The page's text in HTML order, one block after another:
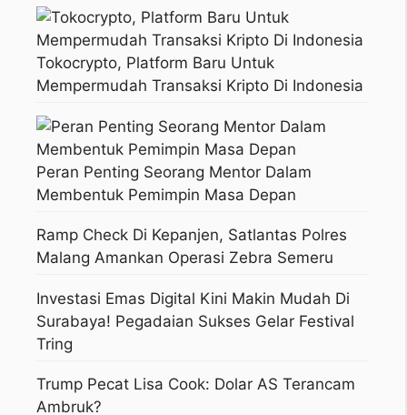
Tokocrypto, Platform Baru Untuk
Mempermudah Transaksi Kripto Di Indonesia
Peran Penting Seorang Mentor Dalam
Membentuk Pemimpin Masa Depan
Ramp Check Di Kepanjen, Satlantas Polres
Malang Amankan Operasi Zebra Semeru
Investasi Emas Digital Kini Makin Mudah Di
Surabaya! Pegadaian Sukses Gelar Festival
Tring
Trump Pecat Lisa Cook: Dolar AS Terancam
Ambruk?